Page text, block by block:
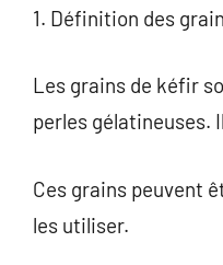
1. Définition des
Les grains de kéfir
perles gélatineuses.
Ces grains peuvent
les utiliser.